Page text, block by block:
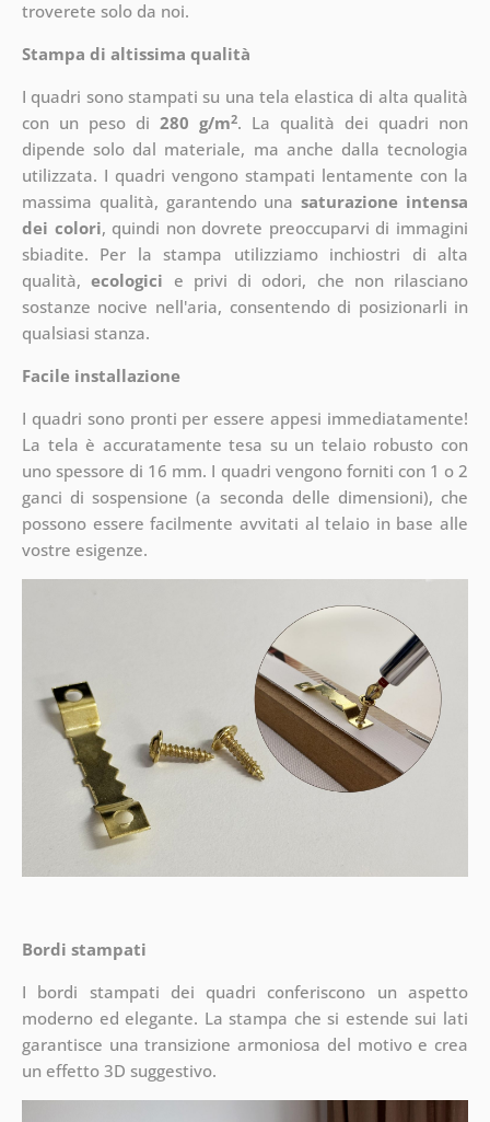
troverete solo da noi.
Stampa di altissima qualità
I quadri sono stampati su una tela elastica di alta qualità
con un peso di 280 g/m2. La qualità dei quadri non
dipende solo dal materiale, ma anche dalla tecnologia
utilizzata. I quadri vengono stampati lentamente con la
massima qualità, garantendo unasaturazione intensa
dei colori, quindi non dovrete preoccuparvi di immagini
sbiadite. Per la stampa utilizziamo inchiostri di alta
qualità,ecologici e privi di odori, che non rilasciano
sostanze nocive nell'aria, consentendo di posizionarli in
qualsiasi stanza.
Facile installazione
I quadri sono pronti per essere appesi immediatamente!
La tela è accuratamente tesa su un telaio robusto con
uno spessore di 16 mm. I quadri vengono forniti con 1 o 2
ganci di sospensione (a seconda delle dimensioni), che
possono essere facilmente avvitati al telaio in base alle
vostre esigenze.
Bordi stampati
I bordi stampati dei quadri conferiscono un aspetto
moderno ed elegante. La stampa che si estende sui lati
garantisce una transizione armoniosa del motivo e crea
un effetto 3D suggestivo.